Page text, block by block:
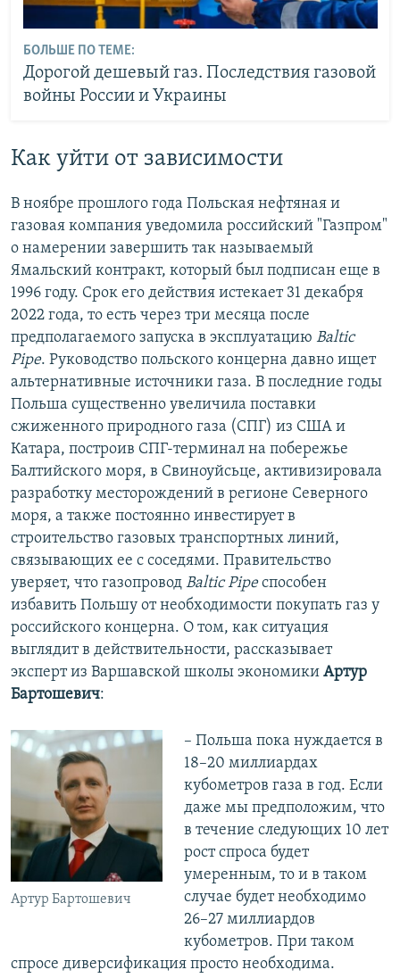
БОЛЬШЕ ПО ТЕМЕ:
Дорогой дешевый газ. Последствия газовой
войны России и Украины
Как уйти от зависимости
В ноябре прошлого года Польская нефтяная и
газовая компания уведомила российский "Газпром"
о намерении завершить так называемый
Ямальский контракт, который был подписан еще в
1996 году. Срок его действия истекает 31 декабря
2022 года, то есть через три месяца после
предполагаемого запуска в эксплуатацию Baltic
Pipe. Руководство польского концерна давно ищет
альтернативные источники газа. В последние годы
Польша существенно увеличила поставки
сжиженного природного газа (СПГ) из США и
Катара, построив СПГ-терминал на побережье
Балтийского моря, в Свиноуйсьце, активизировала
разработку месторождений в регионе Северного
моря, а также постоянно инвестирует в
строительство газовых транспортных линий,
связывающих ее с соседями. Правительство
уверяет, что газопровод Baltic Pipeспособен
избавить Польшу от необходимости покупать газ у
российского концерна. О том, как ситуация
выглядит в действительности, рассказывает
эксперт из Варшавской школы экономики Артур
Бартошевич:
Артур Бартошевич
– Польша пока нуждается в
18–20 миллиардах
кубометров газа в год. Если
даже мы предположим, что
в течение следующих 10 лет
рост спроса будет
умеренным, то и в таком
случае будет необходимо
26–27 миллиардов
кубометров. При таком
спросе диверсификация просто необходима.